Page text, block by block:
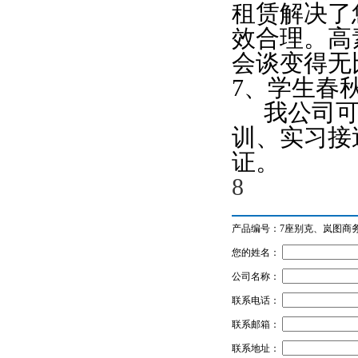
租赁解决
效合理。
会谈变得
7、学生春
我公司
训、实习
证。
8
产品编号： 7座别克、岚图商
您的姓名：
公司名称：
联系电话：
联系邮箱：
联系地址：